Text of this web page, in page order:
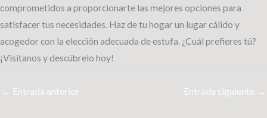
comprometidos a proporcionarte las mejores opciones para
satisfacer tus necesidades. Haz de tu hogar un lugar cálido y
acogedor con la elección adecuada de estufa. ¿Cuál prefieres tú?
¡Visítanos y descúbrelo hoy!
← Entrada anterior Entrada siguiente →